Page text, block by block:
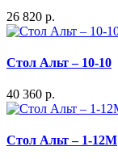
26 820 р.
Стол Альт – 10-10
40 360 р.
Стол Альт – 1-12М